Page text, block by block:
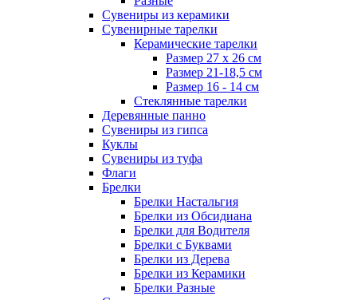
Сувениры из керамики
Сувенирные тарелки
Керамические тарелки
Размер 27 х 26 см
Размер 21-18,5 см
Размер 16 - 14 см
Стеклянные тарелки
Деревянные панно
Сувениры из гипса
Куклы
Сувениры из туфа
Флаги
Брелки
Брелки Настальгия
Брелки из Обсидиана
Брелки для Водителя
Брелки с Буквами
Брелки из Дерева
Брелки из Керамики
Брелки Разные